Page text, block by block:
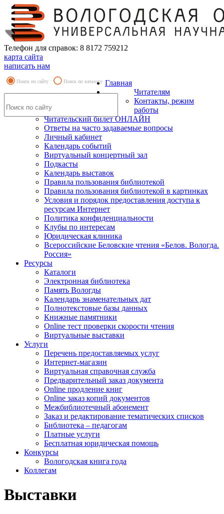
Телефон для справок: 8 8172 759212
карта сайта
написать нам
Поиск по сайту Поиск по каталогу Главная
Читателям
Контакты, режим
работы
Читательский билет ОНЛАЙН
Ответы на часто задаваемые вопросы
Личный кабинет
Календарь событий
Виртуальный концертный зал
Подкасты
Календарь выставок
Правила пользования библиотекой
Правила пользования библиотекой в картинках
Условия и порядок предоставления доступа к
ресурсам Интернет
Политика конфиденциальности
Клубы по интересам
Юридическая клиника
Всероссийские Беловские чтения «Белов. Вологда.
Россия»
Ресурсы
Каталоги
Электронная библиотека
Память Вологды
Календарь знаменательных дат
Полнотекстовые базы данных
Книжные памятники
Online тест проверки скорости чтения
Виртуальные выставки
Услуги
Перечень предоставляемых услуг
Интернет-магазин
Виртуальная справочная служба
Предварительный заказ документа
Online продление книг
Online заказ копий документов
Межбиблиотечный абонемент
Заказ и редактирование тематических списков
Библиотека – педагогам
Платные услуги
Бесплатная юридическая помощь
Конкурсы
Вологодская книга года
Коллегам
Выставки